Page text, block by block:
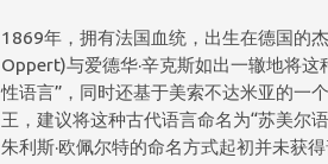
1869年，拥有法国血统，出生在德国的
Oppert)与爱德华·辛克斯如出一辙地将
性语言”，同时还基于美索不达米亚的
王，建议将这种古代语言命名为“苏美尔语
朱利斯·欧佩尔特的命名方式起初并未获